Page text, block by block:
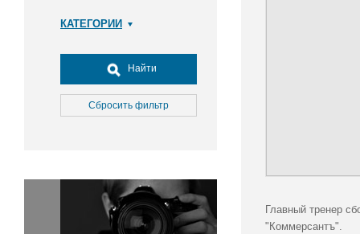
КАТЕГОРИИ
Досуг, туризм и отдых
Культура
Медицина
Окружающая среда
Политика
Правосудие
Найти
Сбросить фильтр
Главный тренер
"Коммерсантъ".